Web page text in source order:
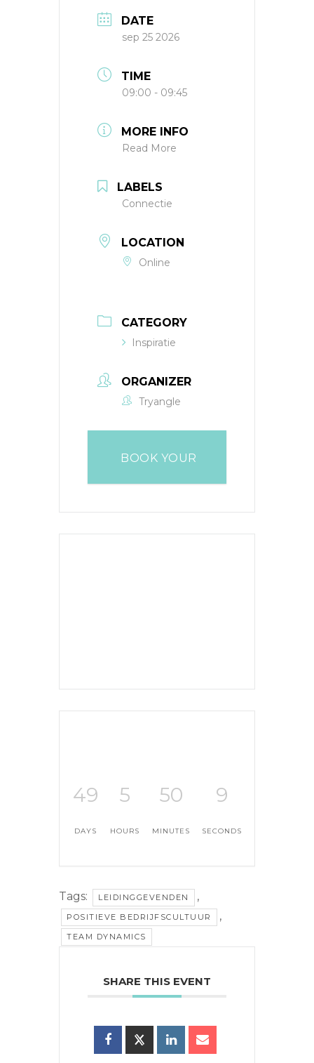
DATE
sep 25 2026
TIME
09:00 - 09:45
MORE INFO
Read More
LABELS
Connectie
LOCATION
Online
CATEGORY
Inspiratie
ORGANIZER
Tryangle
49
DAYS
5
HOURS
50
MINUTES
8
SECONDS
Tags: LEIDINGGEVENDEN ,
POSITIEVE BEDRIJFSCULTUUR ,
TEAM DYNAMICS
SHARE THIS EVENT